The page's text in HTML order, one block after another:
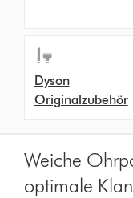
Dyson
Originalzubehör
Weiche
optimale